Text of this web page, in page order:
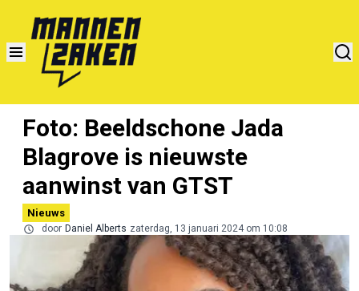
Foto: Beeldschone Jada
Blagrove is nieuwste
aanwinst van GTST
Nieuws
door Daniel Alberts zaterdag, 13 januari 2024 om 10:08